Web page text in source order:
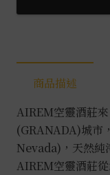
靈
伏
0.7L
數
量
商品描述
AIREM空靈酒莊
(GRANADA)城市
Nevada)，天然純
AIREM空靈酒莊